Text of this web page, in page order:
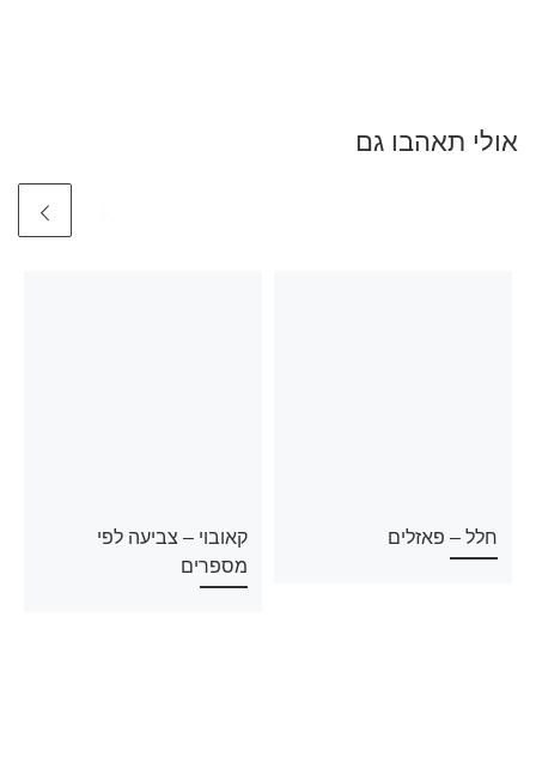
אולי תאהבו גם
חלל – פאזלים
קאובוי – צביעה לפי
מספרים